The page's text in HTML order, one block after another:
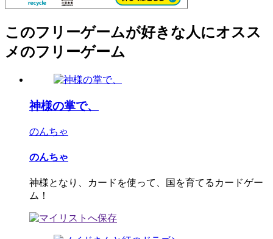
このフリーゲームが好きな人にオスス
メのフリーゲーム
神様の掌で、
のんちゃ
のんちゃ
神様となり、カードを使って、国を育てるカードゲー
ム！